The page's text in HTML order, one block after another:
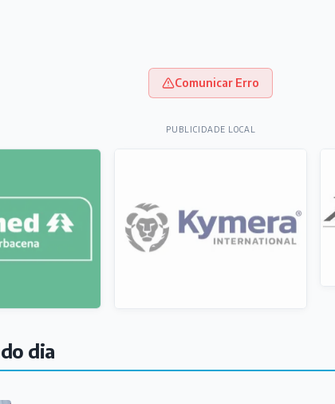
Comunicar Erro
PUBLICIDADE LOCAL
dia